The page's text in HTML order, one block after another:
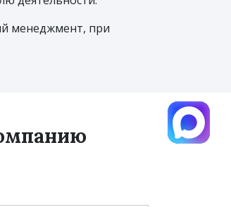
менеджмент, при